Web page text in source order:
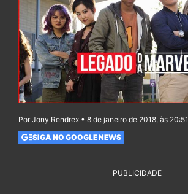
Por Jony Rendrex • 8 de janeiro de 2018, às 20:51
SIGA NO GOOGLE NEWS
PUBLICIDADE